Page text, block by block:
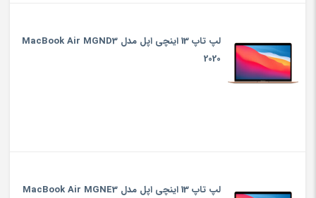
لپ تاپ 13 اینچی اپل مدل MacBook Air MGND3
2020
لپ تاپ 13 اینچی اپل مدل MacBook Air MGNE3